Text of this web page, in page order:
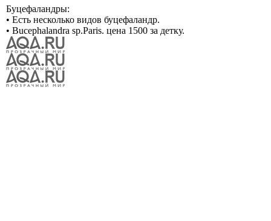
Буцефаландры:
• Есть несколько видов буцефаландр.
• Bucephalandra sp.Paris. цена 1500 за детку.